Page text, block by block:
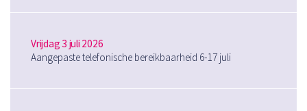
Vrijdag 3 juli 2026
Aangepaste telefonische bereikbaarheid 6-17 juli